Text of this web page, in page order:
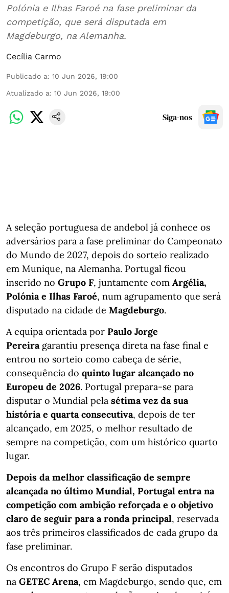
Polónia e Ilhas Faroé na fase preliminar da
competição, que será disputada em
Magdeburgo, na Alemanha.
Cecília Carmo
Publicado a: 10 Jun 2026, 19:00
Atualizado a: 10 Jun 2026, 19:00
Siga-nos
A seleção portuguesa de andebol já conhece os
adversários para a fase preliminar do Campeonato
do Mundo de 2027, depois do sorteio realizado
em Munique, na Alemanha. Portugal ficou
inserido no Grupo F, juntamente com Argélia,
Polónia e Ilhas Faroé, num agrupamento que será
disputado na cidade de Magdeburgo.
A equipa orientada por Paulo Jorge
Pereira garantiu presença direta na fase final e
entrou no sorteio como cabeça de série,
consequência do quinto lugar alcançado no
Europeu de 2026. Portugal prepara-se para
disputar o Mundial pela sétima vez da sua
história e quarta consecutiva, depois de ter
alcançado, em 2025, o melhor resultado de
sempre na competição, com um histórico quarto
lugar.
Depois da melhor classificação de sempre
alcançada no último Mundial, Portugal entra na
competição com ambição reforçada e o objetivo
claro de seguir para a ronda principal, reservada
aos três primeiros classificados de cada grupo da
fase preliminar.
Os encontros do Grupo F serão disputados
na GETEC Arena, em Magdeburgo, sendo que, em